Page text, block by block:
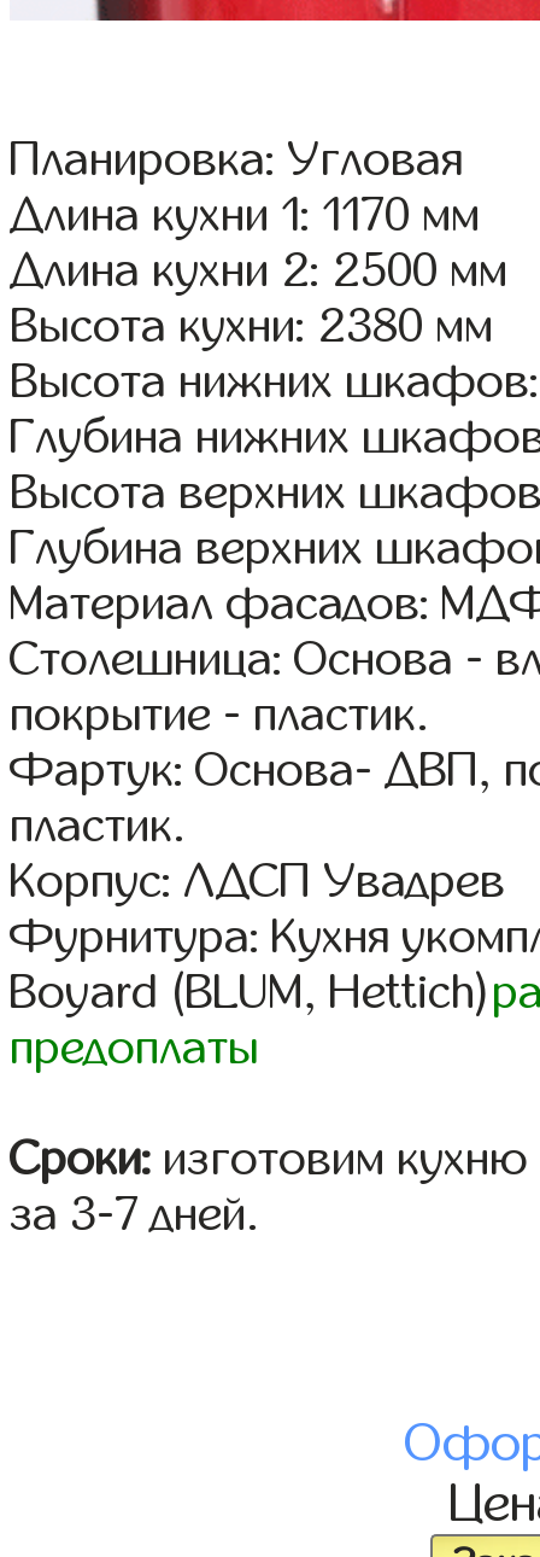
Планировка: Угловая
Длина кухни 1: 1170 мм
Длина кухни 2: 2500 мм
Высота кухни: 2380 мм
Высота нижних
Глубина нижних
Высота верхних
Глубина верхних
Материал фасадов:
Столешница: Основа -
покрытие - пластик.
Фартук: Основа- ДВП,
пластик.
Корпус: ЛДСП Увадрев
Фурнитура: Кухня
Boyard (BLUM, Hettich)
предоплаты
Сроки: изготовим
за 3-7 дней.